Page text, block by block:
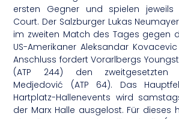
ersten Gegner und spielen
Court. Der Salzburger Lukas
im zweiten Match des Tages gegen
US-Amerikaner Aleksandar
Anschluss fordert Vorarlbergs
(ATP 244) den zweitgesetzten
Medjedović (ATP 64). Das
Hartplatz-Hallenevents wird
der Marx Halle ausgelost. Für dieses